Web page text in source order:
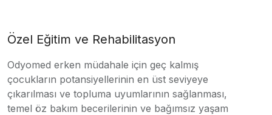
Özel Eğitim ve Rehabilitasyon
Odyomed erken müdahale için geç kalmış
çocukların potansiyellerinin en üst seviyeye
çıkarılması ve topluma uyumlarının sağlanması,
temel öz bakım becerilerinin ve bağımsız yaşam